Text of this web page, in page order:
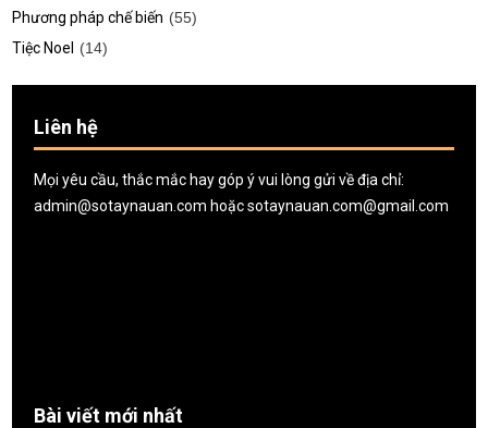
Phương pháp chế biến (55)
Tiệc Noel
(14)
Liên hệ
Mọi yêu cầu, thắc mắc hay góp ý vui lòng gửi về địa chỉ:
admin@sotaynauan.com hoặcsotaynauan.com@gmail.com
Bài viết mới nhất